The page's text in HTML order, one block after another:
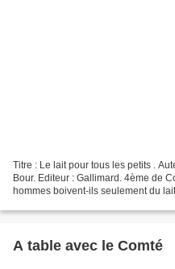
Titre : Le lait pour tous les petits .
Bour. Editeur : Gallimard. 4ème de
hommes boivent-ils seulement du
A table avec le Comté